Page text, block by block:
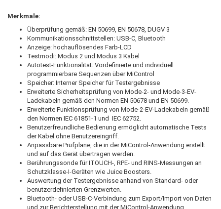
Merkmale:
Überprüfung gemäß: EN 50699, EN 50678, DUGV 3
Kommunikationsschnittstellen: USB-C, Bluetooth
Anzeige: hochauflösendes Farb-LCD
Testmodi: Modus 2 und Modus 3 Kabel
Autotest-Funktionalität: Vordefinierte und individuell
programmierbare Sequenzen über MiControl
Speicher: Interner Speicher für Testergebnisse
Erweiterte Sicherheitsprüfung von Mode-2- und Mode-3-EV-
Ladekabeln gemäß den Normen EN 50678 und EN 50699.
Erweiterte Funktionsprüfung von Mode-2-EV-Ladekabeln gemäß
den Normen IEC 61851-1 und IEC 62752.
Benutzerfreundliche Bedienung ermöglicht automatische Tests
der Kabel ohne Benutzereingriff.
Anpassbare Prüfplane, die in der MiControl-Anwendung erstellt
und auf das Gerät übertragen werden.
Berührungssonde für ITOUCH-, RPE- und RINS-Messungen an
Schutzklasse-I-Geräten wie Juice Boosters.
Auswertung der Testergebnisse anhand von Standard- oder
benutzerdefinierten Grenzwerten.
Bluetooth- oder USB-C-Verbindung zum Export/Import von Daten
und zur Berichterstellung mit der MiControl-Anwendung.